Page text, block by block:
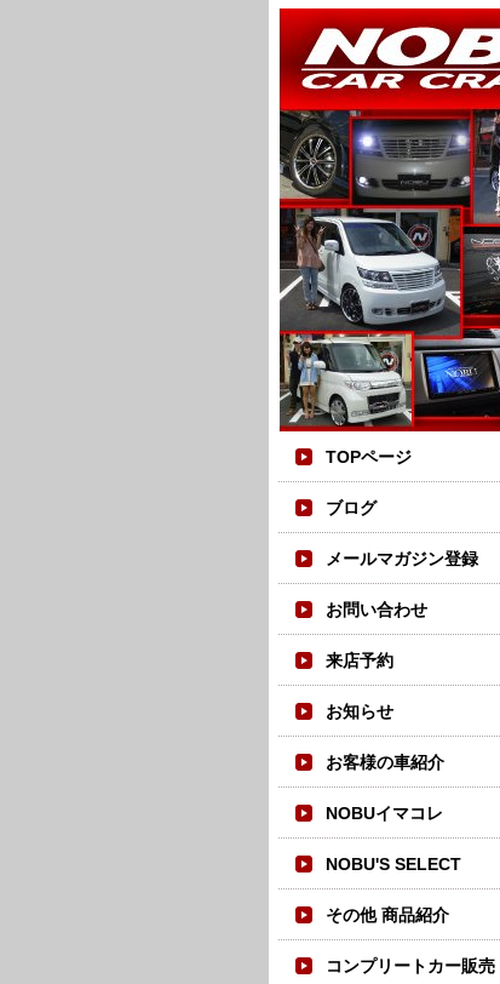
TOPページ
ブログ
メールマガジン登録
お問い合わせ
来店予約
お知らせ
お客様の車紹介
NOBUイマコレ
NOBU'S SELECT
その他 商品紹介
コンプリートカー販売